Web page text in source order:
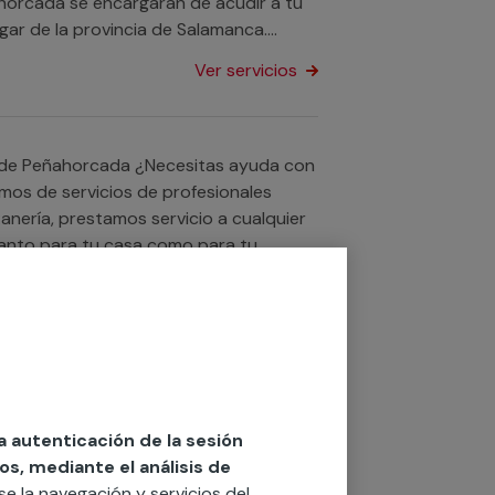
de la provincia de Salamanca.
Ver servicios
ayuda con
de servicios de profesionales
prestamos servicio a cualquier
para tu casa como para tu
autenticación de la sesión
mediante el análisis de